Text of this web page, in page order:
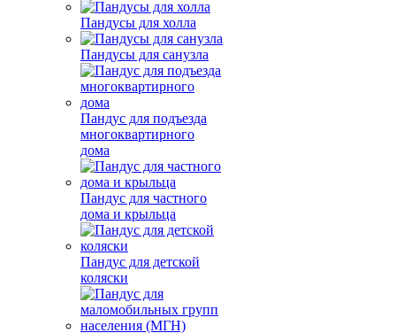
Пандусы для холла
Пандусы для санузла
Пандус для подъезда
многоквартирного
дома
Пандус для частного
дома и крыльца
Пандус для детской
коляски